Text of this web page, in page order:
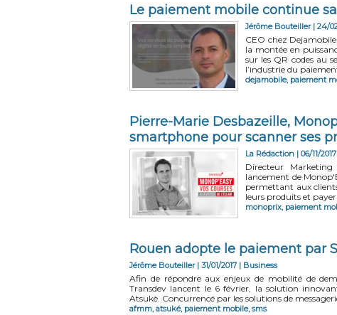
Le paiement mobile continue
Jérôme Bouteiller| 24/
CEO chez
la montée en
sur les QR codes au
l’industrie du
dejamobile, paiement
Pierre-Marie Desbazeille,
smartphone pour scanner ses
La Rédaction | 06/11/2017
Directeur Marketing
lancement de
permettant aux
leurs produits et
monoprix, paiement
Rouen adopte le paiement par
Jérôme Bouteiller| 31/01/2017 | Business
Afin de répondre aux enjeux de mobilité de
Transdev lancent le 6 février, la solution
Atsukè. Concurrencé par les solutions de
afmm,atsuké, paiement mobile,sms